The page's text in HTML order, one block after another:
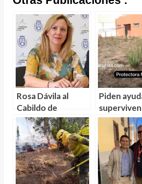
Rosa Dávila al
Cabildo de
Tenerife, CC,
advierte de la
destrucción de
6,610 empleos y
aumento del paro
Piden
junto a los
animales
zonas de
por el
Tenerife